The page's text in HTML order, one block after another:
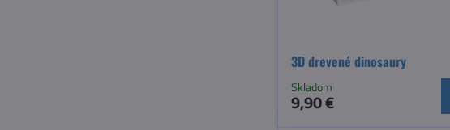
3D drevené dinosaury
Skladom
9,90 €